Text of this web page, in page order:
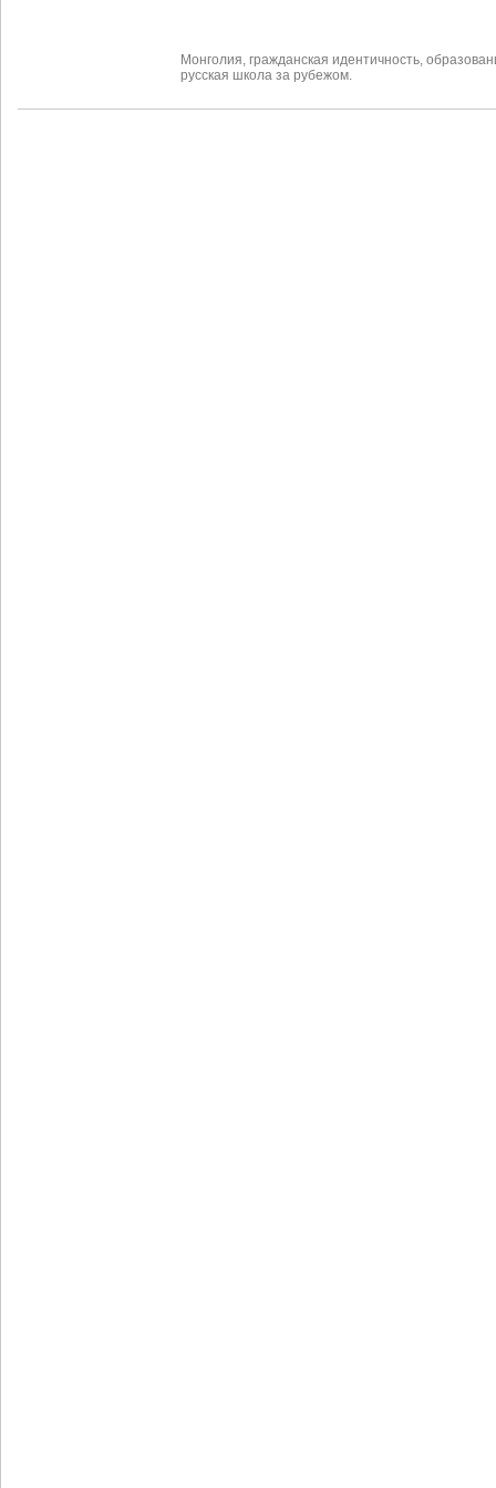
Монголия гражданская идентичность
русская школа за рубежом.